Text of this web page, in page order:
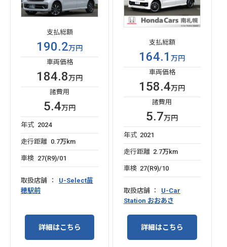
支払総額
190.2万円
車両価格
184.8万円
諸費用
5.4万円
年式 2024
走行距離 0.7万km
車検 27(R9)/01
取扱店舗
U-Select苗
穂駅前
詳細はこちら
支払総額
164.1万円
車両価格
158.4万円
諸費用
5.7万円
年式 2021
走行距離 2.7万km
車検 27(R9)/10
取扱店舗
U-Car
Station おおあさ
詳細はこちら